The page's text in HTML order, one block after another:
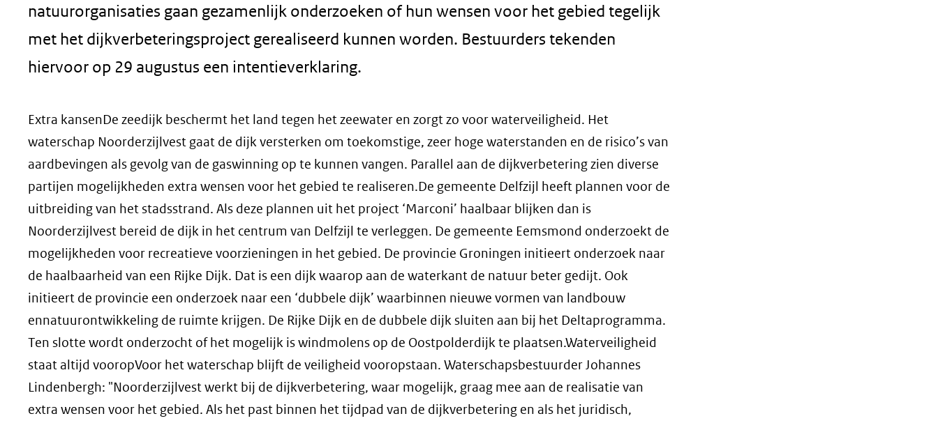
natuurorganisaties gaan gezamenlijk onderzoeken of hun wensen voor het gebied tegelijk
met het dijkverbeteringsproject gerealiseerd kunnen worden. Bestuurders tekenden
hiervoor op 29 augustus een intentieverklaring.
Extra kansenDe zeedijk beschermt het land tegen het zeewater en zorgt zo voor waterveiligheid. Het
waterschap Noorderzijlvest gaat de dijk versterken om toekomstige, zeer hoge waterstanden en de risico’s van
aardbevingen als gevolg van de gaswinning op te kunnen vangen. Parallel aan de dijkverbetering zien diverse
partijen mogelijkheden extra wensen voor het gebied te realiseren.De gemeente Delfzijl heeft plannen voor de
uitbreiding van het stadsstrand. Als deze plannen uit het project ‘Marconi’ haalbaar blijken dan is
Noorderzijlvest bereid de dijk in het centrum van Delfzijl te verleggen. De gemeente Eemsmond onderzoekt de
mogelijkheden voor recreatieve voorzieningen in het gebied. De provincie Groningen initieert onderzoek naar
de haalbaarheid van een Rijke Dijk. Dat is een dijk waarop aan de waterkant de natuur beter gedijt. Ook
initieert de provincie een onderzoek naar een ‘dubbele dijk’ waarbinnen nieuwe vormen van landbouw
ennatuurontwikkeling de ruimte krijgen. De Rijke Dijk en de dubbele dijk sluiten aan bij het Deltaprogramma.
Ten slotte wordt onderzocht of het mogelijk is windmolens op de Oostpolderdijk te plaatsen.Waterveiligheid
staat altijd vooropVoor het waterschap blijft de veiligheid vooropstaan. Waterschapsbestuurder Johannes
Lindenbergh: "Noorderzijlvest werkt bij de dijkverbetering, waar mogelijk, graag mee aan de realisatie van
extra wensen voor het gebied. Als het past binnen het tijdpad van de dijkverbetering en als het juridisch,